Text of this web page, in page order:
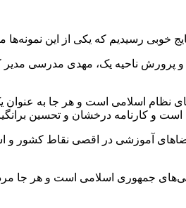
خوبی رسیدیم که یکی از این
ناحیه یک، مهدی مدرسی مدیر
اسلامی است و هر جا به عنوان
و کارنامه درخشان و تحسین
آموزشی در اقصی نقاط کشور و
جمهوری اسلامی است و هر جا مردم